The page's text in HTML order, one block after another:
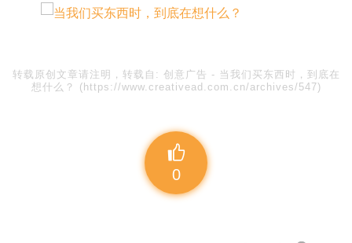
转载原创文章请注明，转载自: 创意广告 - 当我们买东西时，到底在
想什么？ (https://www.creativead.com.cn/archives/547)
0